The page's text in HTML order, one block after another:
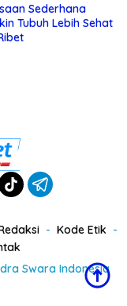
Sederhana
Tubuh Lebih Sehat
Kode Etik
Swara Indonesia